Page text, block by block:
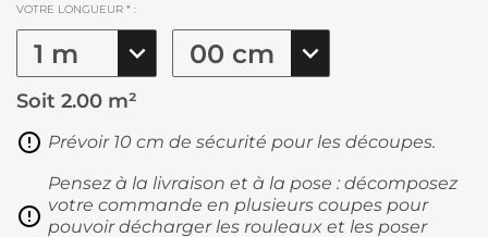
VOTRE LONGUEUR * :
Soit 2.00 m²
Prévoir 10 cm de sécurité pour les découpes.
Pensez à la livraison et à la pose : décomposez
votre commande en plusieurs coupes pour
pouvoir décharger les rouleaux et les poser